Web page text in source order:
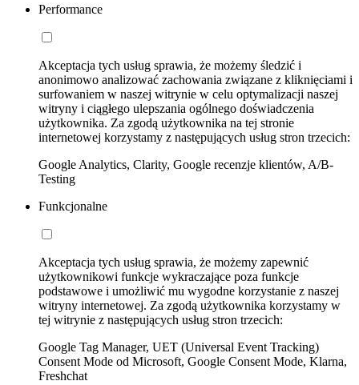
Performance
Akceptacja tych usług sprawia, że możemy śledzić i
anonimowo analizować zachowania związane z kliknięciami i
surfowaniem w naszej witrynie w celu optymalizacji naszej
witryny i ciągłego ulepszania ogólnego doświadczenia
użytkownika. Za zgodą użytkownika na tej stronie
internetowej korzystamy z następujących usług stron trzecich:
Google Analytics, Clarity, Google recenzje klientów, A/B-
Testing
Funkcjonalne
Akceptacja tych usług sprawia, że możemy zapewnić
użytkownikowi funkcje wykraczające poza funkcje
podstawowe i umożliwić mu wygodne korzystanie z naszej
witryny internetowej. Za zgodą użytkownika korzystamy w
tej witrynie z następujących usług stron trzecich:
Google Tag Manager, UET (Universal Event Tracking)
Consent Mode od Microsoft, Google Consent Mode, Klarna,
Freshchat